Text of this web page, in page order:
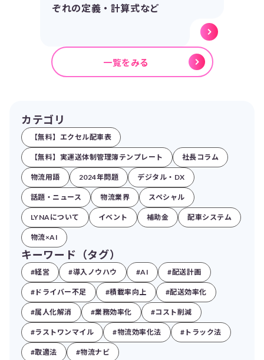
ぞれの定義・計算式など
一覧をみる
カテゴリ
【無料】エクセル配車表
【無料】実運送体制管理簿テンプレート 社長コラム
物流用語 2024年問題 デジタル・DX
話題・ニュース 物流業界 スペシャル
LYNAについて イベント 補助金 配車システム
物流×AI
キーワード（タグ）
#経営 #導入ノウハウ #AI #配送計画
#ドライバー不足 #積載率向上 #配送効率化
#属人化解消 #業務効率化 #コスト削減
#ラストワンマイル #物流効率化法 #トラック法
#取適法 #物流ナビ